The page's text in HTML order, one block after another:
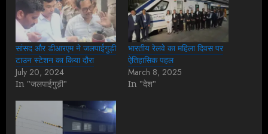
सांसद और डीआरएम ने जलपाईगुड़ी
टाउन स्टेशन का किया दौरा
July 20, 2024
In "जलपाईगुड़ी"
भारतीय रेलवे का महिला दिवस पर
ऐतिहासिक पहल
March 8, 2025
In "देश"